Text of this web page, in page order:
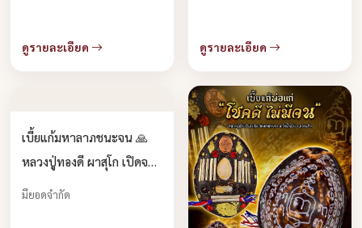
ดูรายละเอียด ดูรายละเอียด
เบี้ยแก้มหาลาภชนะจน 🙏
หลวงปู่ทองดี ผาสุโก เปิดจอง
ครับ
มียอดจำกัด